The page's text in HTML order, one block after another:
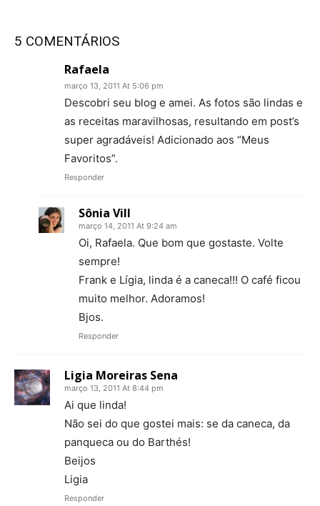
5 COMENTÁRIOS
Rafaela
março 13, 2011 At 5:06 pm
Descobri seu blog e amei. As fotos são lindas e
as receitas maravilhosas, resultando em post’s
super agradáveis! Adicionado aos “Meus
Favoritos”.
Responder
Sônia Vill
março 14, 2011 At 9:24 am
Oi, Rafaela. Que bom que gostaste. Volte
sempre!
Frank e Lígia, linda é a caneca!!! O café ficou
muito melhor. Adoramos!
Bjos.
Responder
Ligia Moreiras Sena
março 13, 2011 At 8:44 pm
Ai que linda!
Não sei do que gostei mais: se da caneca, da
panqueca ou do Barthés!
Beijos
Ligia
Responder